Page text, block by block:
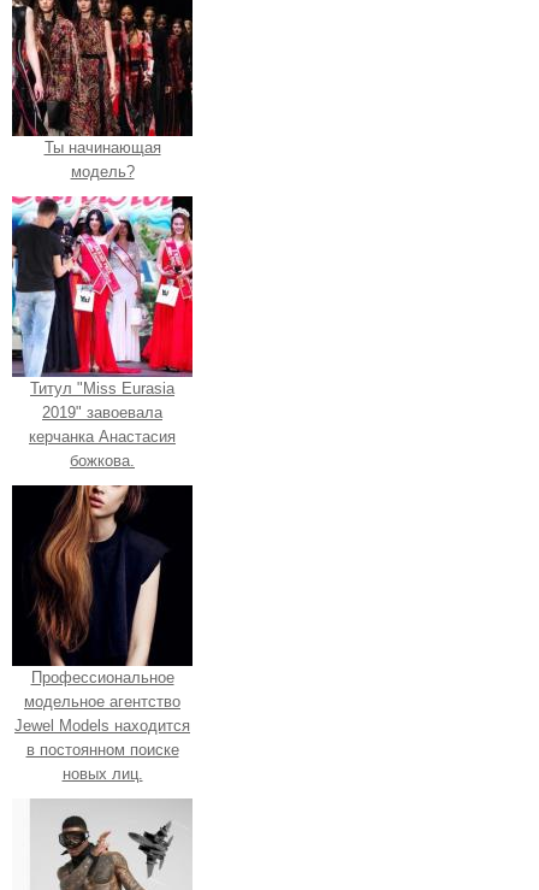
Ты начинающая
модель?
Титул "Miss Eurasia
2019" завоевала
керчанка Анастасия
божкова.
Профессиональное
модельное агентство
Jewel Models находится
в постоянном поиске
новых лиц.